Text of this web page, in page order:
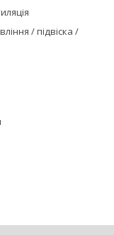
/ підвіска /